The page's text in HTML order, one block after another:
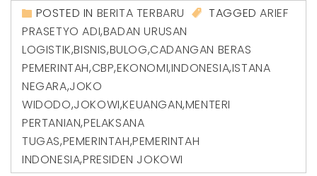
POSTED IN BERITA TERBARU TAGGEDARIEF
PRASETYO ADI,BADAN URUSAN
LOGISTIK,BISNIS,BULOG,CADANGAN BERAS
PEMERINTAH,CBP,EKONOMI,INDONESIA,ISTANA
NEGARA,JOKO
WIDODO,JOKOWI,KEUANGAN,MENTERI
PERTANIAN,PELAKSANA
TUGAS,PEMERINTAH,PEMERINTAH
INDONESIA,PRESIDEN JOKOWI